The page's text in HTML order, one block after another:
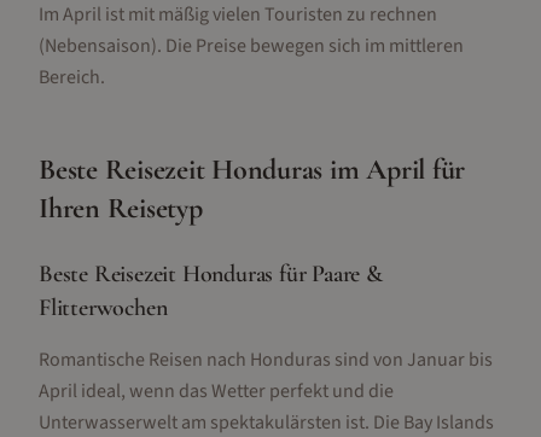
Im April ist mit mäßig vielen Touristen zu rechnen
(Nebensaison). Die Preise bewegen sich im mittleren
Bereich.
Beste Reisezeit Honduras imApril für
Ihren Reisetyp
Beste Reisezeit Honduras für Paare &
Flitterwochen
Romantische Reisen nach Honduras sind von Januar bis
April ideal, wenn das Wetter perfekt und die
Unterwasserwelt am spektakulärsten ist. Die Bay Islands